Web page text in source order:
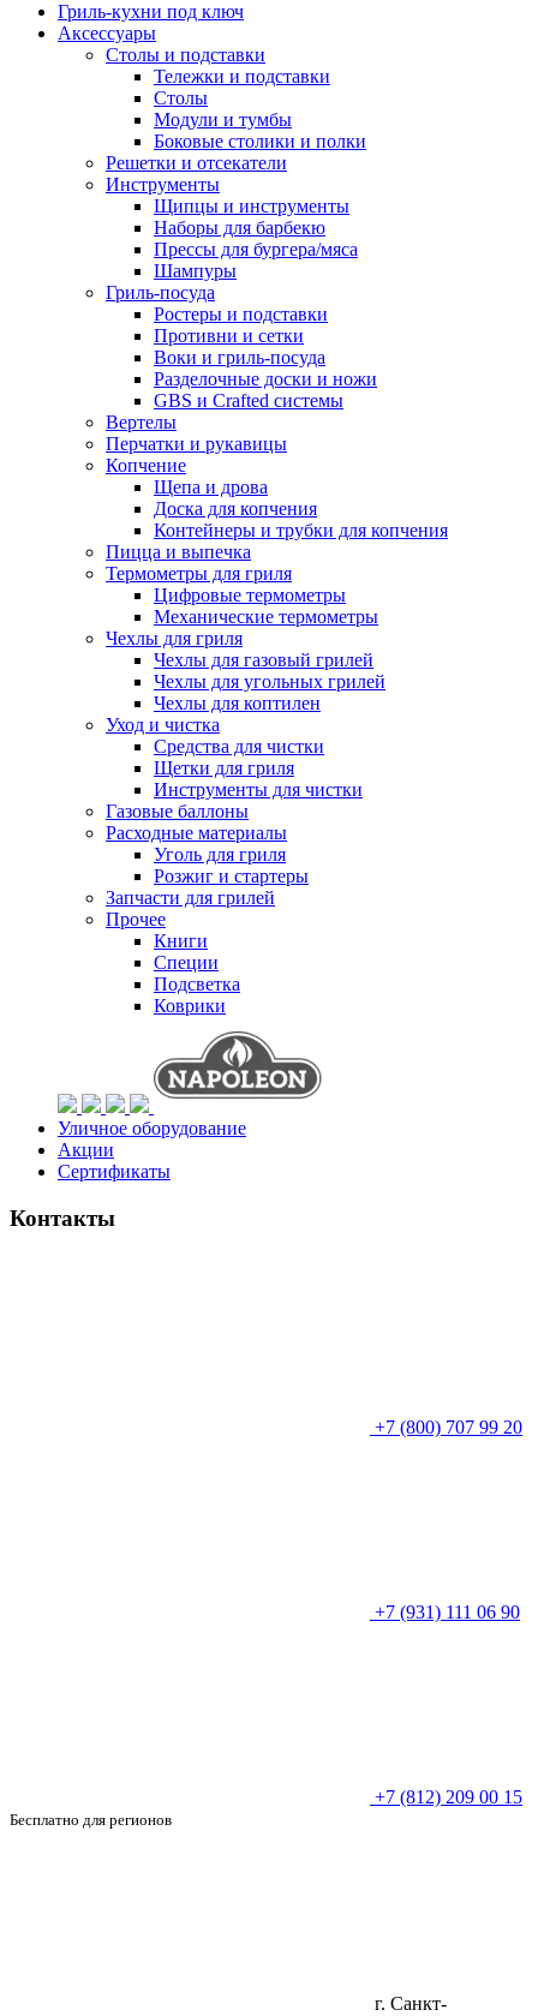
Гриль-кухни под ключ
Аксессуары
Столы и подставки
Тележки и подставки
Столы
Модули и тумбы
Боковые столики и полки
Решетки и отсекатели
Инструменты
Щипцы и инструменты
Наборы для барбекю
Прессы для бургера/мяса
Шампуры
Гриль-посуда
Ростеры и подставки
Противни и сетки
Воки и гриль-посуда
Разделочные доски и ножи
GBS и Crafted системы
Вертелы
Перчатки и рукавицы
Копчение
Щепа и дрова
Доска для копчения
Контейнеры и трубки для копчения
Пицца и выпечка
Термометры для гриля
Цифровые термометры
Механические термометры
Чехлы для гриля
Чехлы для газовый грилей
Чехлы для угольных грилей
Чехлы для коптилен
Уход и чистка
Средства для чистки
Щетки для гриля
Инструменты для чистки
Газовые баллоны
Расходные материалы
Уголь для гриля
Розжиг и стартеры
Запчасти для грилей
Прочее
Книги
Специи
Подсветка
Коврики
Уличное оборудование
Акции
Сертификаты
Контакты
+7 (800) 707 99 20
+7 (931) 111 06 90
+7 (812) 209 00 15
Бесплатно для регионов
г. Санкт-